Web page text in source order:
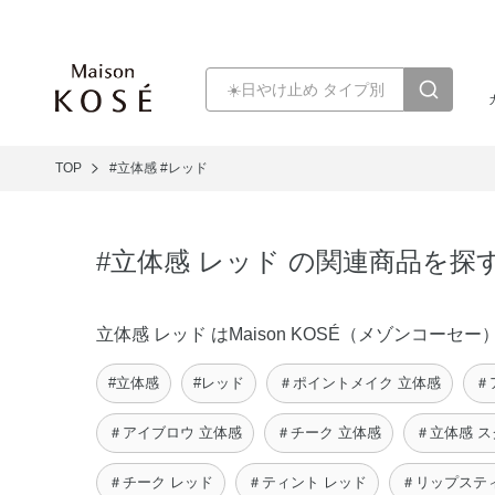
TOP #立体感 #レッド
#立体感 レッド の関連商品を探
立体感 レッド はMaison KOSÉ（メゾンコーセー
#立体感 #レッド ＃ポイントメイク 立体感
＃アイブロウ 立体感 ＃チーク 立体感 ＃立体感
＃チーク レッド ＃ティント レッド ＃リップステ